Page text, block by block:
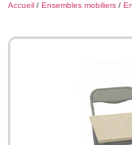
Accueil / Ensembles mobiliers /